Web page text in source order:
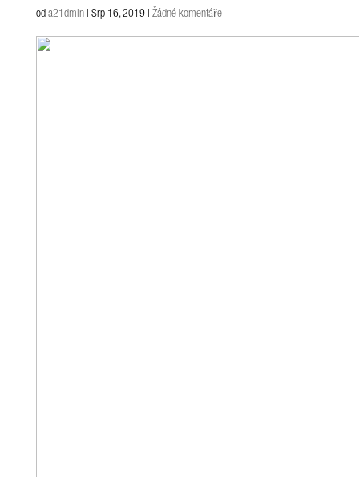
od a21dmin| Srp 16, 2019| Žádné komentáře